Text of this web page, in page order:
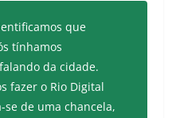
que
tínhamos
da cidade.
fazer o Rio Digital
se de uma chancela,